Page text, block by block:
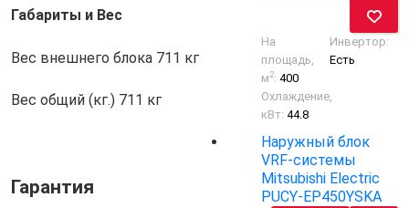
Габариты и Вес
Вес внешнего блока 711 кг
Вес общий (кг.) 711 кг
Гарантия
На
площадь,
м2:400
Инвертор:
Есть
Охлаждение,
кВт:44.8
Наружный блок
VRF-системы
Mitsubishi Electric
PUCY-EP450YSKA